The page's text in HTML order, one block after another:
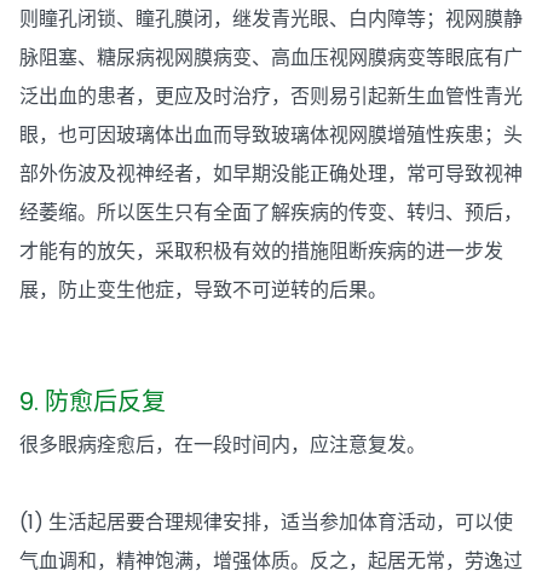
则瞳孔闭锁、瞳孔膜闭，继发青光眼、白内障等；视网膜静
脉阻塞、糖尿病视网膜病变、高血压视网膜病变等眼底有广
泛出血的患者，更应及时治疗，否则易引起新生血管性青光
眼，也可因玻璃体出血而导致玻璃体视网膜增殖性疾患；头
部外伤波及视神经者，如早期没能正确处理，常可导致视神
经萎缩。所以医生只有全面了解疾病的传变、转归、预后，
才能有的放矢，采取积极有效的措施阻断疾病的进一步发
展，防止变生他症，导致不可逆转的后果。
9. 防愈后反复
很多眼病痊愈后，在一段时间内，应注意复发。
(1) 生活起居要合理规律安排，适当参加体育活动，可以使
气血调和，精神饱满，增强体质。反之，起居无常，劳逸过